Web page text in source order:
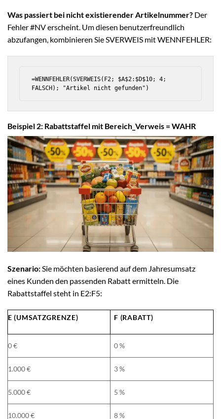
Was passiert bei nicht existierender Artikelnummer? Der
Fehler #NV erscheint. Um diesen benutzerfreundlich
abzufangen, kombinieren Sie SVERWEIS mit WENNFEHLER:
=WENNFEHLER(SVERWEIS(F2; $A$2:$D$10; 4;
FALSCH); "Artikel nicht gefunden")
Beispiel 2: Rabattstaffel mit Bereich_Verweis = WAHR
Szenario:Sie möchten basierend auf dem Jahresumsatz
eines Kunden den passenden Rabatt ermitteln. Die
Rabattstaffel steht in E2:F5:
E (UMSATZGRENZE) F (RABATT)
0 € 0 %
1.000 € 3 %
5.000 € 5 %
10.000 € 8 %